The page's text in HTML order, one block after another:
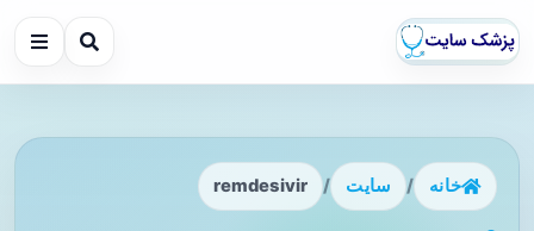
خانه / سایت /
remdesivir